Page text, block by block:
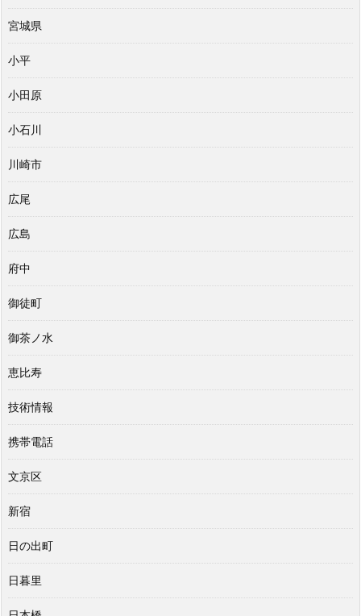
宮城県
小平
小田原
小石川
川崎市
広尾
広島
府中
御徒町
御茶ノ水
恵比寿
技術情報
携帯電話
文京区
新宿
日の出町
日暮里